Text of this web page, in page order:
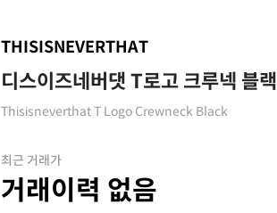
THISISNEVERTHAT
디스이즈네버댓 T로고 크루넥 블랙
Thisisneverthat T Logo Crewneck Black
최근 거래가
거래이력 없음